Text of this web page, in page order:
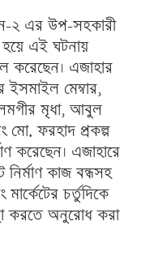
২ এর উপ-সহকারী
এই ঘটনায়
করেছেন। এজাহার
ইসমাইল মেম্বার,
মৃধা, আবুল
ফরহাদ প্রকল্প
করেছেন। এজাহারে
নির্মাণ কাজ বন্ধসহ
চর্তুদিকে
করতে অনুরোধ করা